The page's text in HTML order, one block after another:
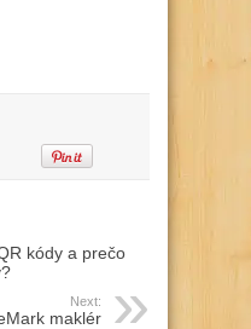
kódy a prečo
Next:
maklér